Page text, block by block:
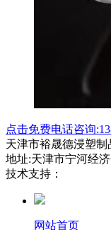
点击免费电话咨询
天津市裕晟德浸塑制
地址:天津市宁河经
技术支持：
网站首页